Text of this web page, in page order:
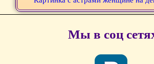
Мы в соц